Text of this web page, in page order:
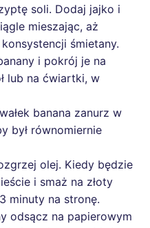
soli. Dodaj jajko i
mieszając, aż
śmietany.
i pokrój je na
lub na ćwiartki, w
banana zanurz w
był równomiernie
olej. Kiedy będzie
i smaż na złoty
minuty na stronę.
odsącz na papierowym